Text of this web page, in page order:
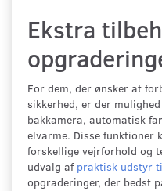
Ekstra
For dem, der ønsker at
sikkerhed, er der
bakkamera, automatisk
elvarme. Disse
forskellige vejrforhold og
udvalg af praktisk udstyr
opgraderinger, der bedst